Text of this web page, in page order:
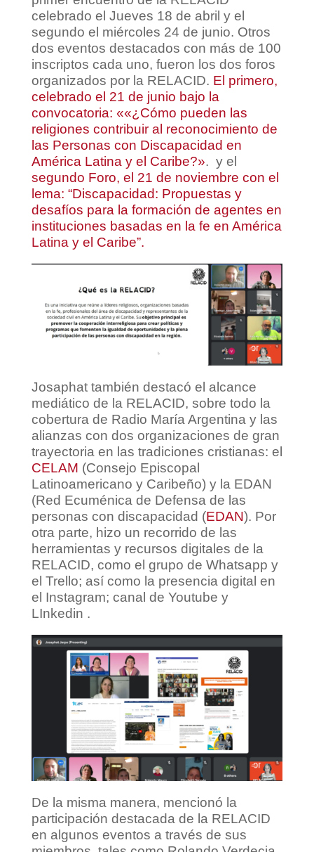
celebrado el Jueves 18 de abril y el
segundo el miércoles 24 de junio. Otros
dos eventos destacados con más de 100
inscriptos cada uno, fueron los dos foros
organizados por la RELACID. El primero,
celebrado el 21 de junio bajo la
convocatoria: ««¿Cómo pueden las
religiones contribuir al reconocimiento de
las Personas con Discapacidad en
América Latina y el Caribe?». y el
segundo Foro, el 21 de noviembre con el
lema: “Discapacidad: Propuestas y
desafíos para la formación de agentes en
instituciones basadas en la fe en América
Latina y el Caribe”.
Josaphat también destacó el alcance
mediático de la RELACID, sobre todo la
cobertura de Radio María Argentina y las
alianzas con dos organizaciones de gran
trayectoria en las tradiciones cristianas: el
CELAM (Consejo Episcopal
Latinoamericano y Caribeño) y la EDAN
(Red Ecuménica de Defensa de las
personas con discapacidad (EDAN). Por
otra parte, hizo un recorrido de las
herramientas y recursos digitales de la
RELACID, como el grupo de Whatsapp y
el Trello; así como la presencia digital en
el Instagram; canal de Youtube y
LInkedin .
De la misma manera, mencionó la
participación destacada de la RELACID
en algunos eventos a través de sus